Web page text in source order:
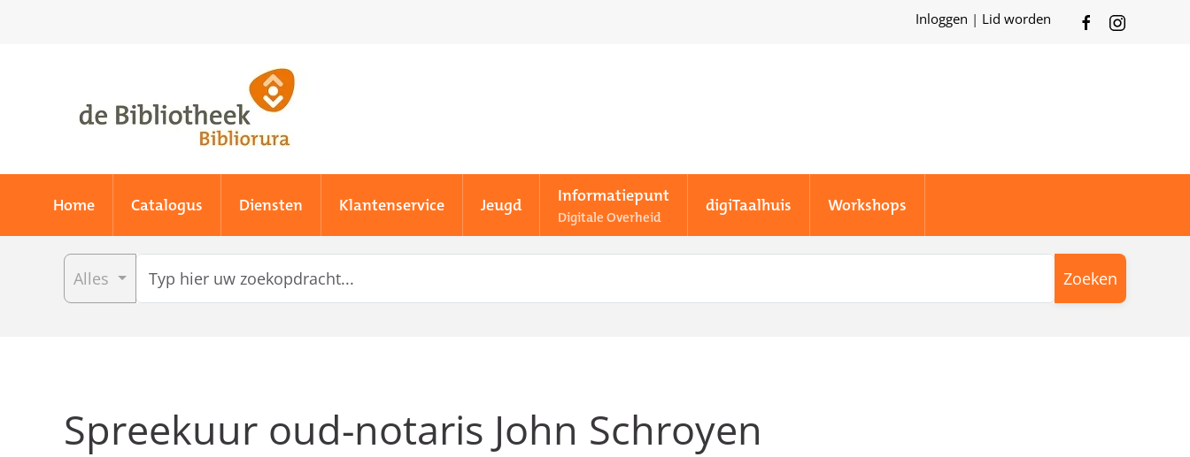
Inloggen | Lid worden
Home Catalogus Diensten Klantenservice Jeugd Informatiepunt
Digitale Overheid
digiTaalhuis Workshops
Alles Zoeken
Spreekuur oud-notaris John Schroyen